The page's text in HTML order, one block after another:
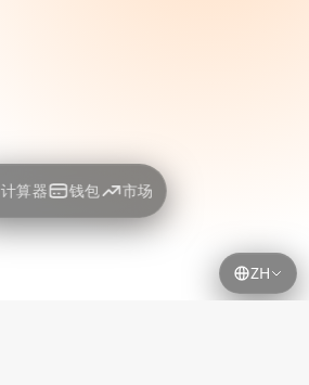
计算器 钱包 市场
ZH